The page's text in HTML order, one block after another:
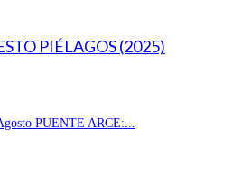
PIÉLAGOS (2025)
PUENTE ARCE:...